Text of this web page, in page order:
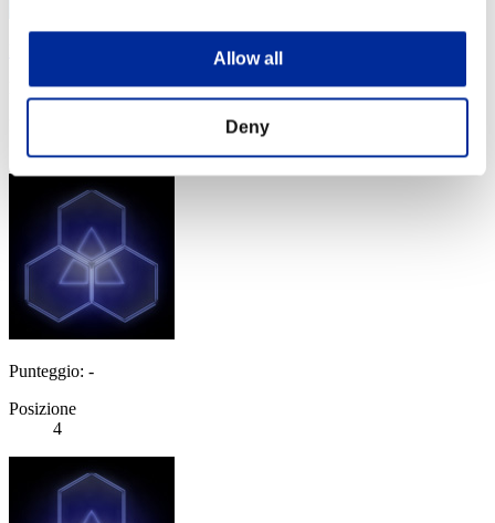
Allow all
Deny
Punteggio:Lv:1/01'50"09
Punteggio: -
Posizione
4